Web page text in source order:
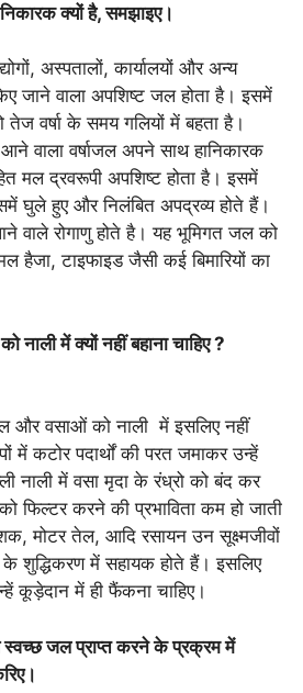
क्यों है, समझाइए।
अस्पतालों, कार्यालयों और अन्य
जाने वाला अपशिष्ट जल होता है। इसमें
तेज वर्षा के समय गलियों में बहता है।
वाला वर्षाजल अपने साथ हानिकारक
मल द्रवरूपी अपशिष्ट होता है। इसमें
घुले हुए और निलंबित अपद्रव्य होते हैं।
वाले रोगाणु होते है। यह भूमिगत जल को
हैजा, टाइफाइड जैसी कई बिमारियों का
में क्यों नहीं बहाना चाहिए ?
और वसाओं को नाली में इसलिए नहीं
में कटोर पदार्थों की परत जमाकर उन्हें
नाली में वसा मृदा के रंध्रो को बंद कर
फिल्टर करने की प्रभाविता कम हो जाती
मोटर तेल, आदि रसायन उन सूक्ष्मजीवों
शुद्धिकरण में सहायक होते हैं। इसलिए
कूड़ेदान में ही फैंकना चाहिए।
जल प्राप्त करने के प्रक्रम में